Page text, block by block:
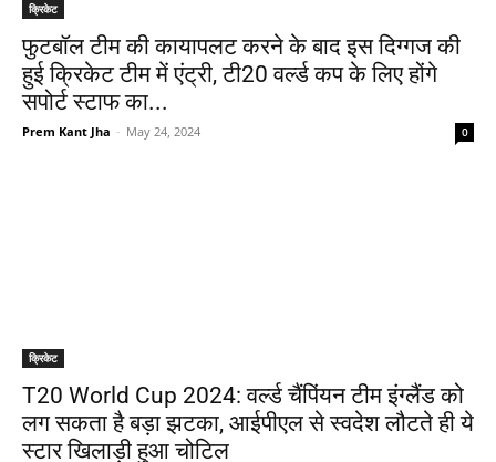
क्रिकेट
फुटबॉल टीम की कायापलट करने के बाद इस दिग्गज की
हुई क्रिकेट टीम में एंट्री, टी20 वर्ल्ड कप के लिए होंगे
सपोर्ट स्टाफ का...
Prem Kant Jha - May 24, 2024 0
क्रिकेट
T20 World Cup 2024: वर्ल्ड चैंपिंयन टीम इंग्लैंड को
लग सकता है बड़ा झटका, आईपीएल से स्वदेश लौटते ही ये
स्टार खिलाड़ी हुआ चोटिल